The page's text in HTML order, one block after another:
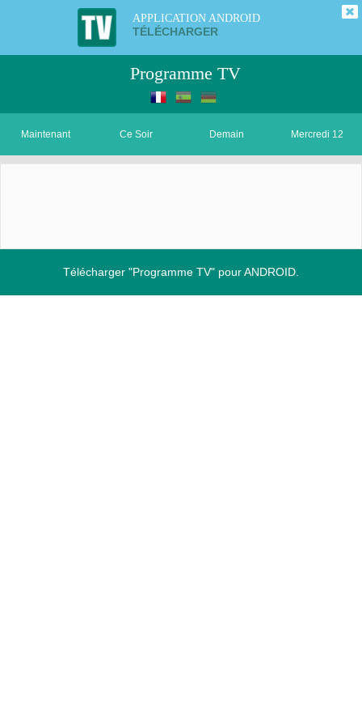
APPLICATION ANDROID
TÉLÉCHARGER
Programme TV
Maintenant Ce Soir Demain Mercredi 12
Télécharger "Programme TV" pour ANDROID.